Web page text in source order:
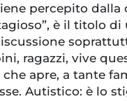
percepito dalla
è il titolo
ragazzi, vive
apre, a tante
Autistico: è lo